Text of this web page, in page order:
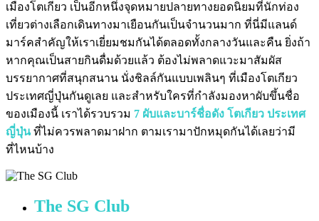
เมืองโตเกียว เป็นอีกหนึ่งจุดหมายปลายทางยอดนิยมที่นักท่อง
เที่ยวต่างเลือกเดินทางมาเยือนกันเป็นจำนวนมาก ที่นี่มีแลนด์
มาร์คสำคัญให้เราเยี่ยมชมกันได้ตลอดทั้งกลางวันและคืน ยิ่งถ้า
หากคุณเป็นสายกินดื่มด้วยแล้ว ต้องไม่พลาดแวะมาสัมผัส
บรรยากาศที่สนุกสนาน นั่งชิลล์กันแบบเพลินๆ ที่เมืองโตเกียว
ประเทศญี่ปุ่นกันดูเลย และสำหรับใครที่กำลังมองหาผับขึ้นชื่อ
ของเมืองนี้ เราได้รวบรวม 7 ผับและบาร์ชื่อดัง โตเกียว ประเทศ
ญี่ปุ่นที่ไม่ควรพลาดมาฝาก ตามเรามาปักหมุดกันได้เลยว่ามี
ที่ไหนบ้าง
The SG Club